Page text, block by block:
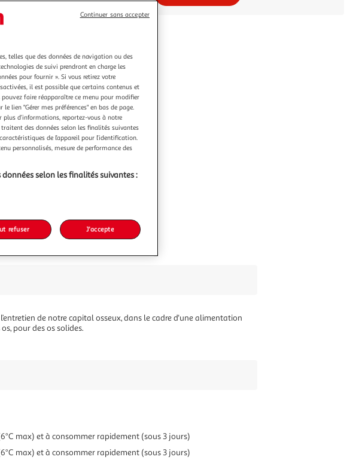
de notre capital osseux, dans le cadre d'une alimentation
pour des os solides.
max) et à consommer rapidement (sous 3 jours)
max) et à consommer rapidement (sous 3 jours)
telles que des données de navigation ou des
de suivi prendront en charge les
pour fournir ». Si vous retirez votre
il est possible que certains contenus et
faire réapparaître ce menu pour modifier
lien "Gérer mes préférences" en bas de page.
d’informations, reportez-vous à notre
des données selon les finalités suivantes
de l’appareil pour l’identification.
personnalisés, mesure de performance des
selon les finalités suivantes :
refuser J'accepte
Continuer sans accepter